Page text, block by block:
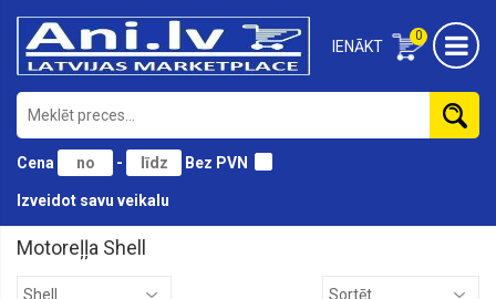
0
IENĀKT
Cena - Bez PVN
Izveidot savu veikalu
Motoreļļa Shell